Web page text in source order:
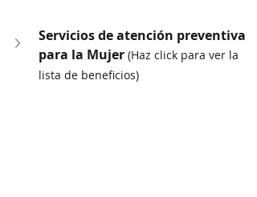
Servicios de atención preventiva
para la Mujer (Haz click para ver la
lista de beneficios)